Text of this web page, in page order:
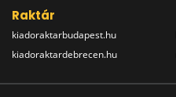
Raktár
kiadoraktarbudapest.hu
kiadoraktardebrecen.hu